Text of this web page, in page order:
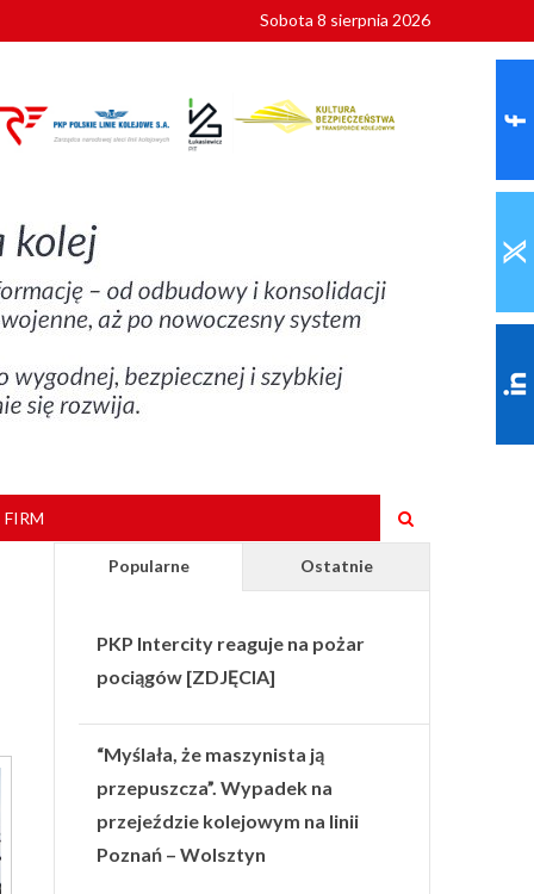
Sobota 8 sierpnia 2026
Popularne Ostatnie
PKP Intercity reaguje na pożar
pociągów [ZDJĘCIA]
“Myślała, że maszynista ją
przepuszcza”. Wypadek na
przejeździe kolejowym na linii
Poznań – Wolsztyn